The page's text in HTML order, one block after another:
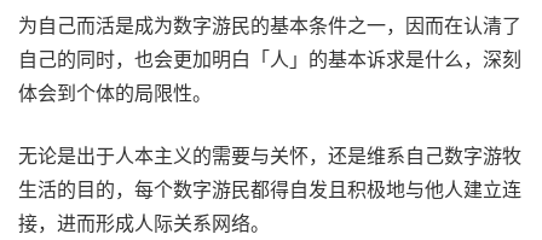
为自己而活是成为数字游民的基本条件之一，因而在认清了
自己的同时，也会更加明白「人」的基本诉求是什么，深刻
体会到个体的局限性。
无论是出于人本主义的需要与关怀，还是维系自己数字游牧
生活的目的，每个数字游民都得自发且积极地与他人建立连
接，进而形成人际关系网络。